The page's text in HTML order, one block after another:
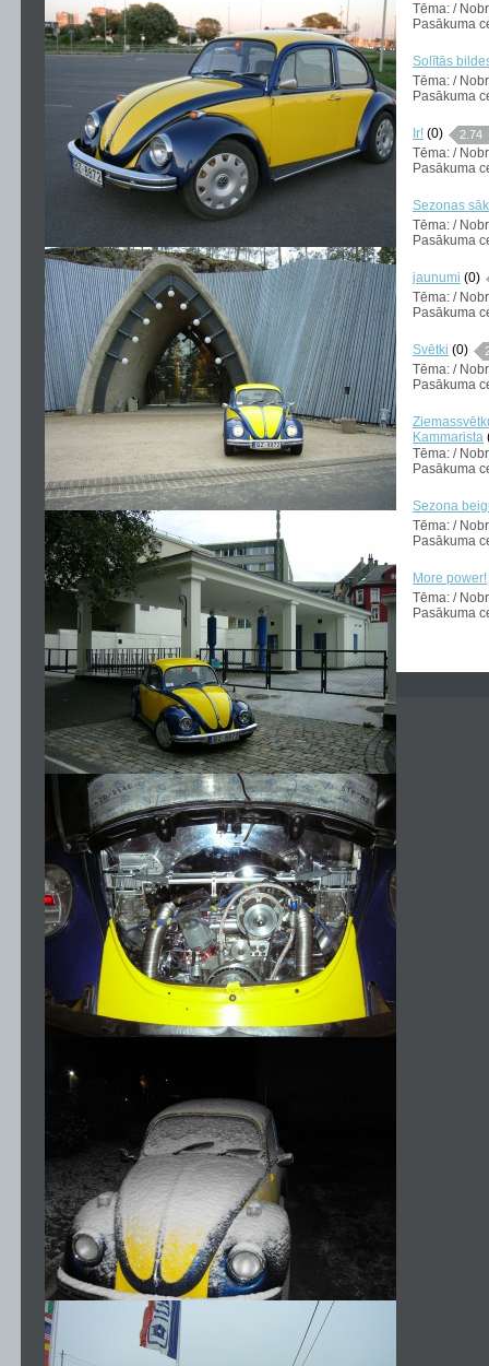
Tēma: /
Pasākuma
Solītās
Tēma: /
Pasākuma
Ir! (0) 2.74
Tēma: /
Pasākuma
Sezonas
Tēma: /
Pasākuma
jaunumi (0)
Tēma: /
Pasākuma
Svētki (0)
Tēma: /
Pasākuma
Kammarista
Tēma: /
Pasākuma
Sezona
Tēma: /
Pasākuma
More power!
Tēma: /
Pasākuma